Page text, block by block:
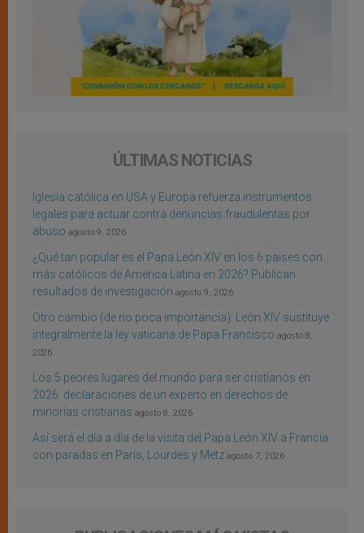
ÚLTIMAS NOTICIAS
Iglesia católica en USA y Europa refuerza instrumentos
legales para actuar contra denuncias fraudulentas por
abuso agosto 9, 2026
¿Qué tan popular es el Papa León XIV en los 6 países con
más católicos de América Latina en 2026? Publican
resultados de investigación agosto 9, 2026
Otro cambio (de no poca importancia): León XIV sustituye
integralmente la ley vaticana de Papa Francisco agosto 8,
2026
Los 5 peores lugares del mundo para ser cristianos en
2026: declaraciones de un experto en derechos de
minorías cristianas agosto 8, 2026
Así será el día a día de la visita del Papa León XIV a Francia
con paradas en París, Lourdes y Metz agosto 7, 2026